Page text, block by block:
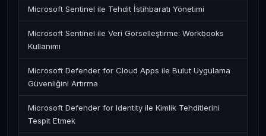
Microsoft Sentinel ile Tehdit İstihbaratı Yönetimi
Microsoft Sentinel ile Veri Görselleştirme: Workbooks
Kullanımı
Microsoft Defender for Cloud Apps ile Bulut Uygulama
Güvenliğini Artırma
Microsoft Defender for Identity ile Kimlik Tehditlerini
Tespit Etmek